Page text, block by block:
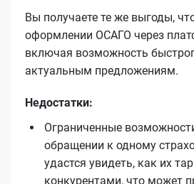
Вы получаете те же выгоды,
оформлении ОСАГО через
включая возможность
актуальным предложениям.
Недостатки:
Ограниченные
обращении к одному
удастся увидеть, как их
конкурентами, что может